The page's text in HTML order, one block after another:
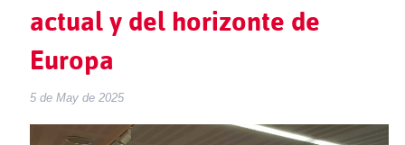
actual y del horizonte de
Europa
5 de May de 2025